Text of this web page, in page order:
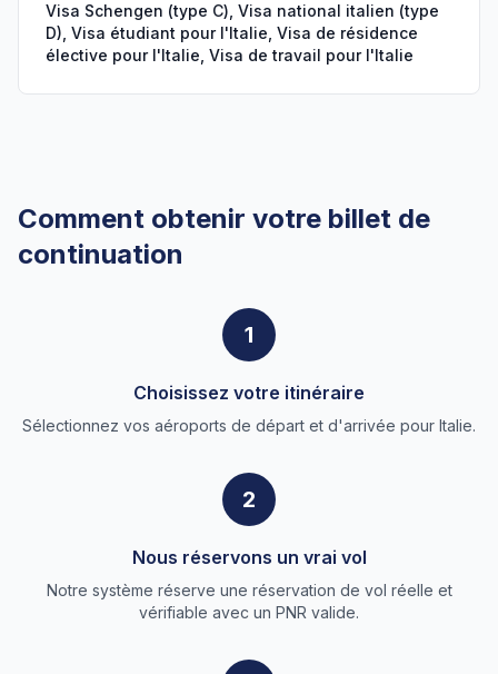
Visa Schengen (type C), Visa national italien (type
D), Visa étudiant pour l'Italie, Visa de résidence
élective pour l'Italie, Visa de travail pour l'Italie
Comment obtenir votre billet de
continuation
1
Choisissez votre itinéraire
Sélectionnez vos aéroports de départ et d'arrivée pour Italie.
2
Nous réservons un vrai vol
Notre système réserve une réservation de vol réelle et
vérifiable avec un PNR valide.